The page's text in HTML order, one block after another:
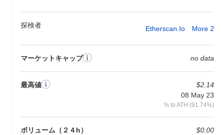
探検者 Etherscan.io More 2
マーケットキャップ no data
最高値
$2.14
08 May 23
% to ATH (91.74%)
ボリューム（２４h） $0.00